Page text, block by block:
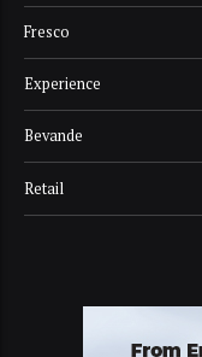
Fresco
Experience
Bevande
Retail